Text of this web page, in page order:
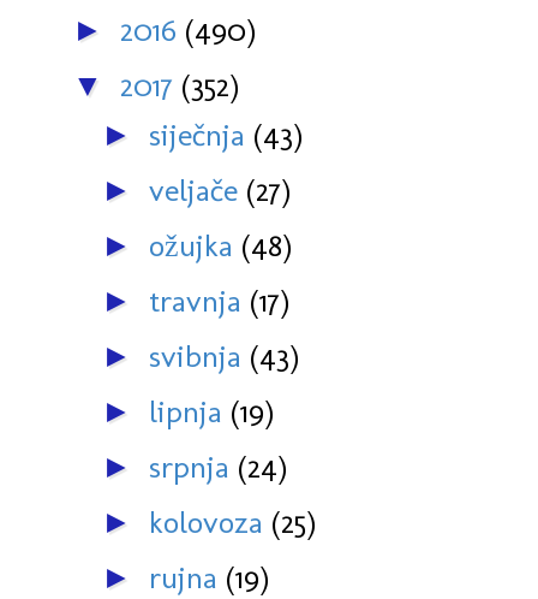
► 2016 (490)
▼ 2017 (352)
► siječnja (43)
► veljače (27)
► ožujka (48)
► travnja (17)
► svibnja (43)
► lipnja (19)
► srpnja (24)
► kolovoza (25)
► rujna (19)